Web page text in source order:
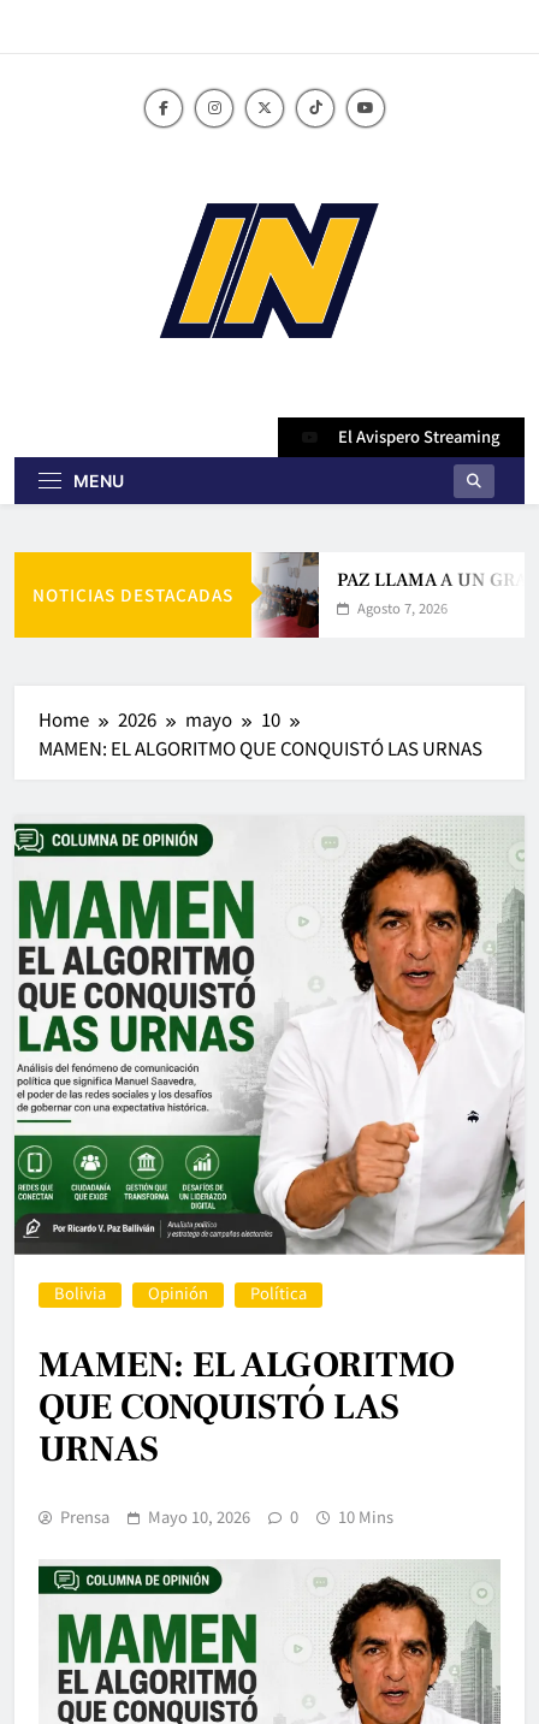
innoticiasbo.com
MENU
El Avispero Streaming
NOTICIAS DESTACADAS
PAZ LLAMA A UN
Agosto 7, 2026
Home 2026 mayo
10
MAMEN: EL ALGORITMO QUE CONQUISTÓ LAS URNAS
Bolivia Opinión Política
MAMEN: EL ALGORITMO
QUE CONQUISTÓ LAS
URNAS
Prensa Mayo 10, 2026 0 10 Mins